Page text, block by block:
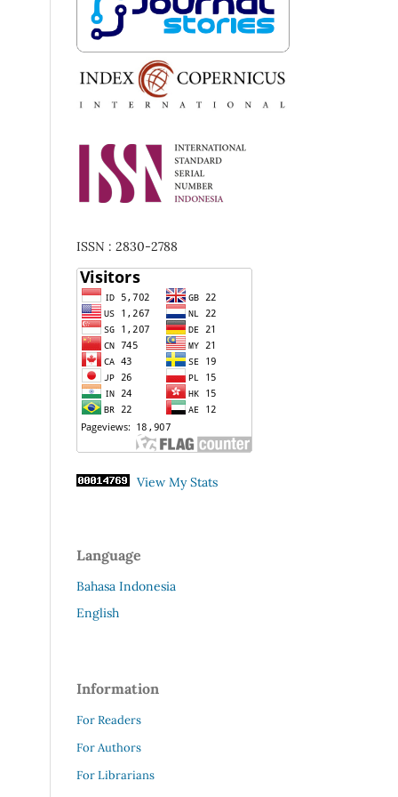
ISSN : 2830-2788
View My Stats
Language
Bahasa Indonesia
English
Information
For Readers
For Authors
For Librarians